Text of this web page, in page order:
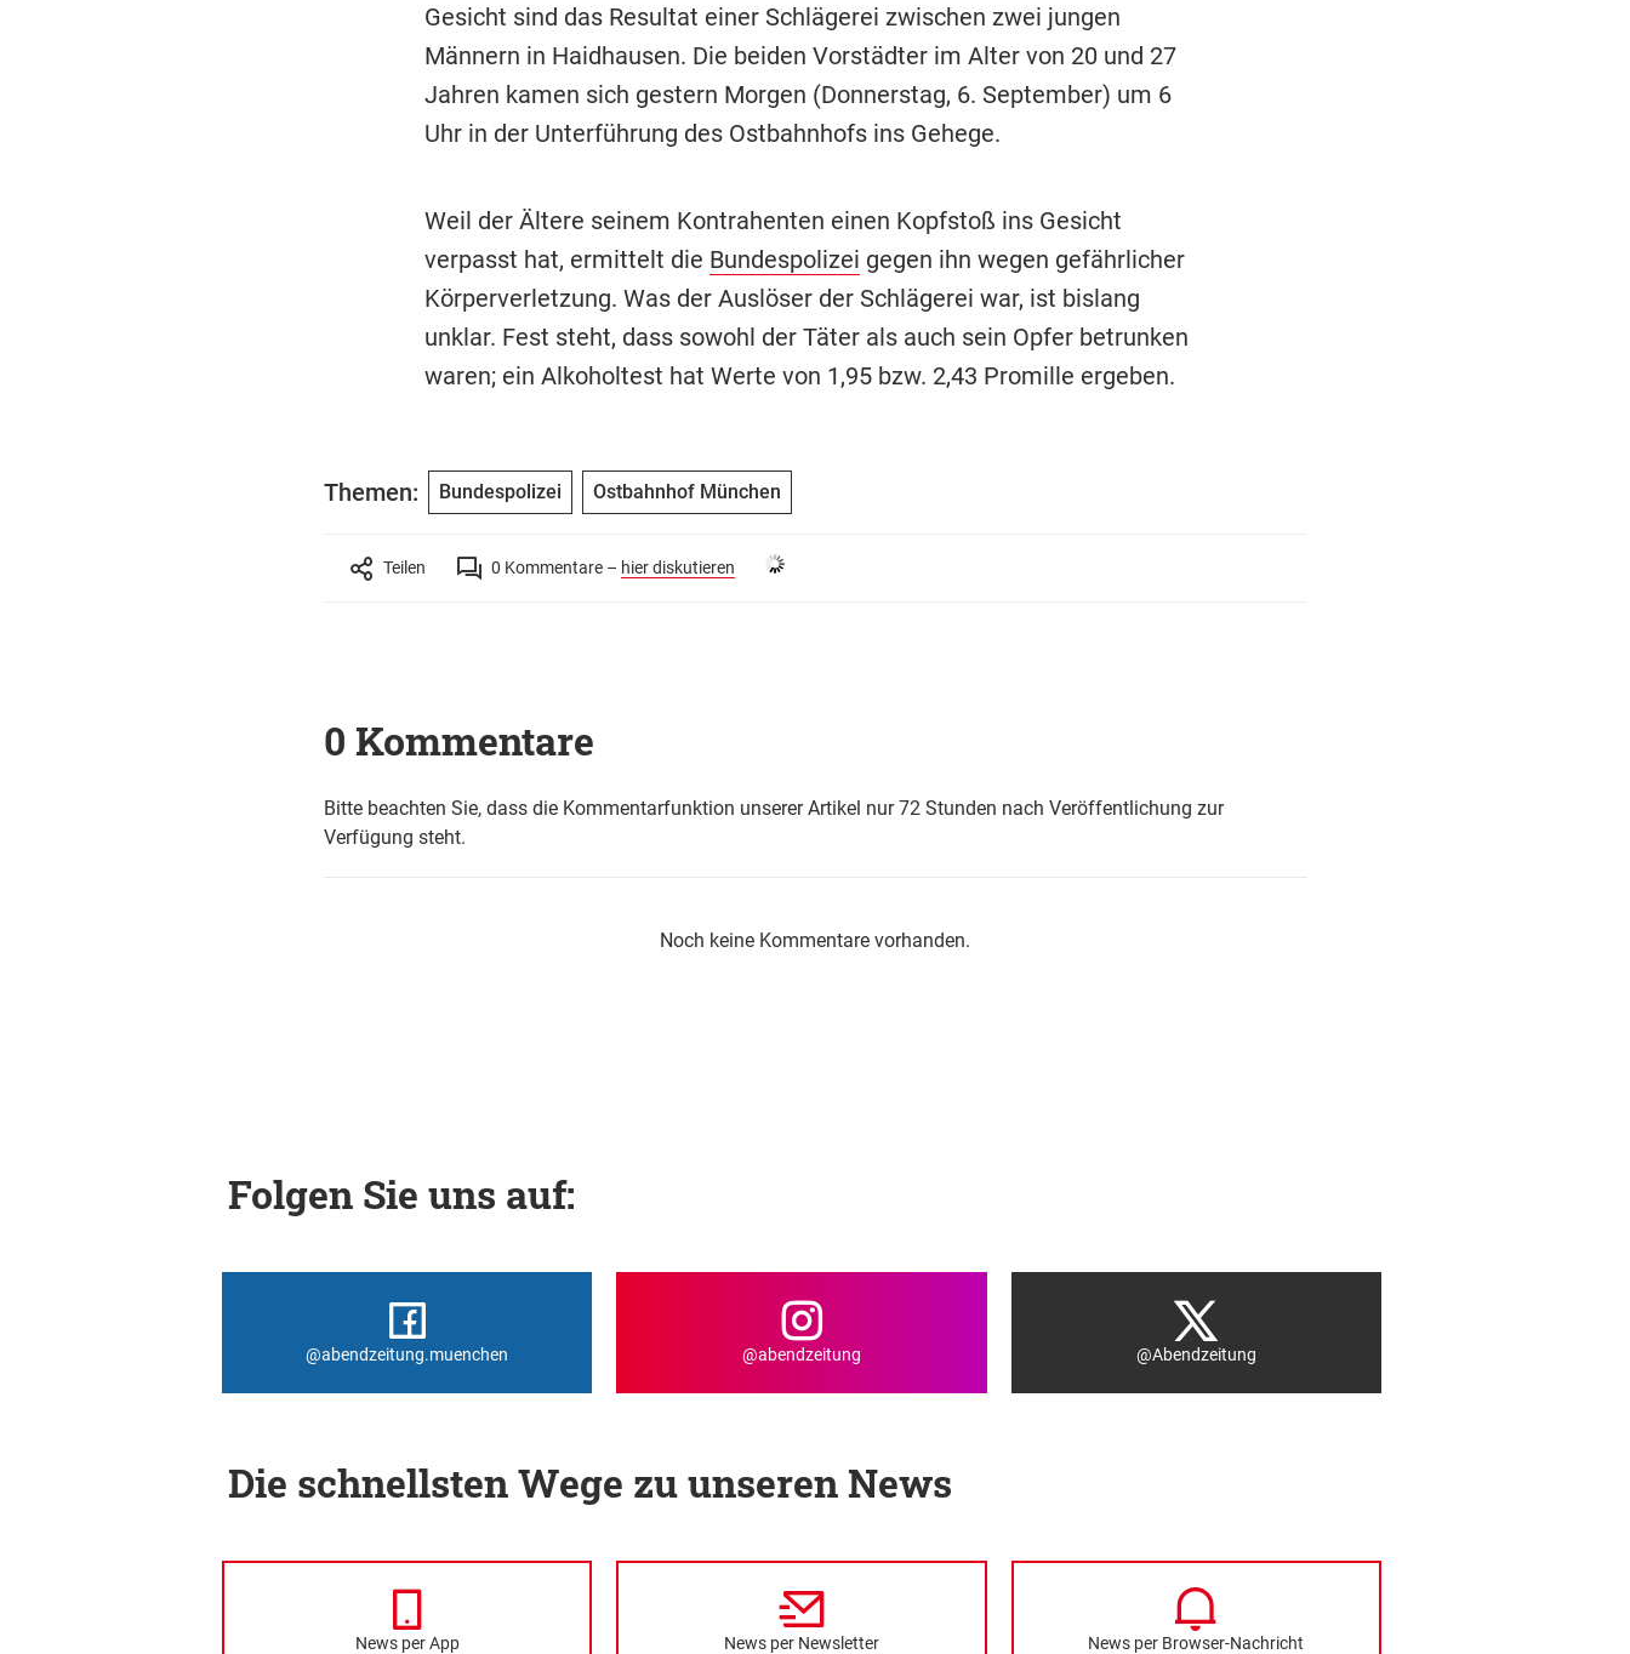
Gesicht sind das Resultat einer Schlägerei zwischen zwei jungen
Männern in Haidhausen. Die beiden Vorstädter im Alter von 20 und 27
Jahren kamen sich gestern Morgen (Donnerstag, 6. September) um 6
Uhr in der Unterführung des Ostbahnhofs ins Gehege.
Weil der Ältere seinem Kontrahenten einen Kopfstoß ins Gesicht
verpasst hat, ermittelt die Bundespolizei gegen ihn wegen gefährlicher
Körperverletzung. Was der Auslöser der Schlägerei war, ist bislang
unklar. Fest steht, dass sowohl der Täter als auch sein Opfer betrunken
waren; ein Alkoholtest hat Werte von 1,95 bzw. 2,43 Promille ergeben.
Themen: Bundespolizei Ostbahnhof München
Teilen 0 Kommentare – hier diskutieren
0 Kommentare
Bitte beachten Sie, dass die Kommentarfunktion unserer Artikel nur 72 Stunden nach Veröffentlichung zur
Verfügung steht.
Noch keine Kommentare vorhanden.
Folgen Sie uns auf:
@abendzeitung.muenchen @abendzeitung @Abendzeitung
Die schnellsten Wege zu unseren News
News per App News per Newsletter News per Browser-Nachricht